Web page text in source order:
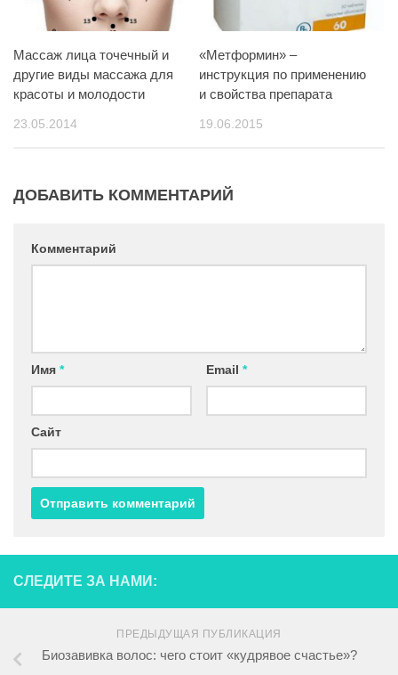
Массаж лица точечный и
другие виды массажа для
красоты и молодости
23.05.2014
«Метформин» –
инструкция по применению
и свойства препарата
19.06.2015
ДОБАВИТЬ КОММЕНТАРИЙ
Комментарий
Имя * Email *
Сайт
СЛЕДИТЕ ЗА НАМИ:
ПРЕДЫДУЩАЯ ПУБЛИКАЦИЯ
Биозавивка волос: чего стоит «кудрявое счастье»?